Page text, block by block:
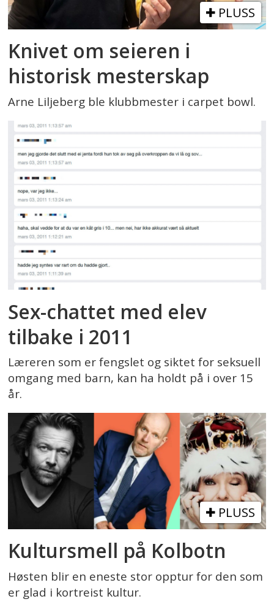
PLUSS
Knivet om seieren i
historisk mesterskap
Arne Liljeberg ble klubbmester i carpet bowl.
Sex-chattet med elev
tilbake i 2011
Læreren som er fengslet og siktet for seksuell
omgang med barn, kan ha holdt på i over 15
år.
PLUSS
Kultursmell på Kolbotn
Høsten blir en eneste stor opptur for den som
er glad i kortreist kultur.